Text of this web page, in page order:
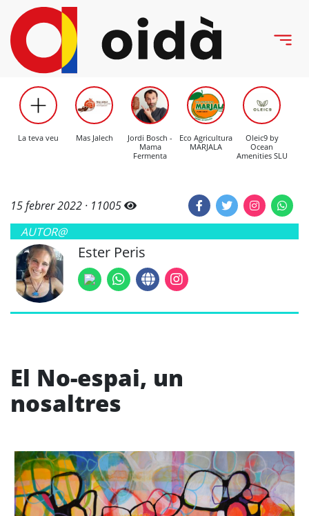
La teva veu Mas Jalech
Jordi Bosch -
Mama
Fermenta
Eco Agricultura
MARJALA
Oleic9 by
Ocean
Amenities SLU
15 febrer 2022 · 11005
AUTOR@
Ester Peris
El No-espai, un
nosaltres